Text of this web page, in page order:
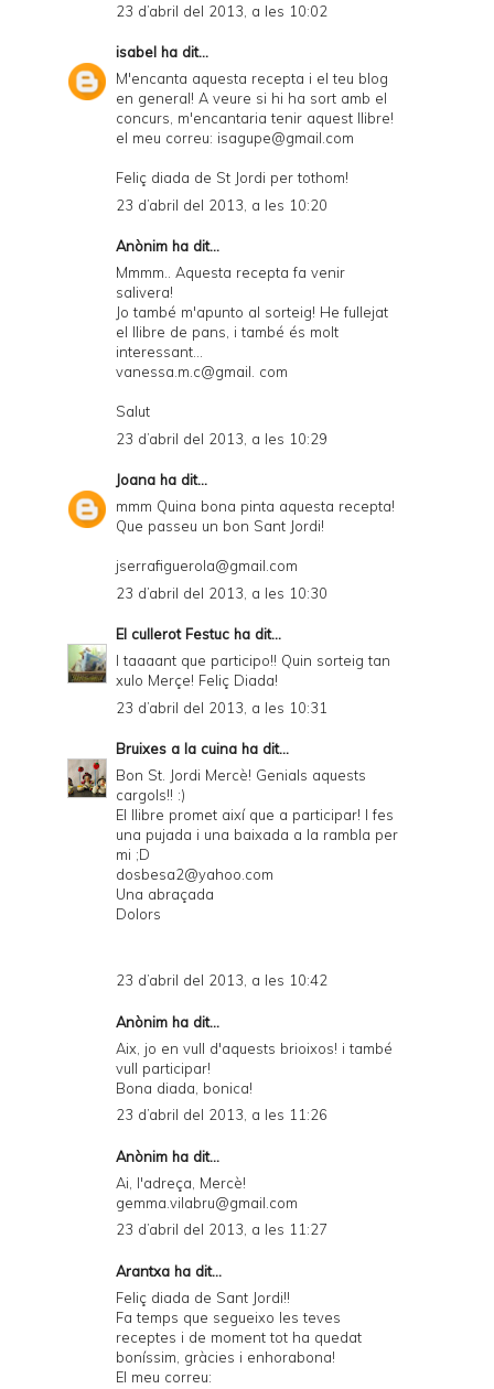
23 d’abril del 2013, a les 10:02
isabel ha dit...
M'encanta aquesta recepta i el teu blog
en general! A veure si hi ha sort amb el
concurs, m'encantaria tenir aquest llibre!
el meu correu: isagupe@gmail.com
Feliç diada de St Jordi per tothom!
23 d’abril del 2013, a les 10:20
Anònim ha dit...
Mmmm.. Aquesta recepta fa venir
salivera!
Jo també m'apunto al sorteig! He fullejat
el llibre de pans, i també és molt
interessant...
vanessa.m.c@gmail. com
Salut
23 d’abril del 2013, a les 10:29
Joana ha dit...
mmm Quina bona pinta aquesta recepta!
Que passeu un bon Sant Jordi!
jserrafiguerola@gmail.com
23 d’abril del 2013, a les 10:30
El cullerot Festuc ha dit...
I taaaant que participo!! Quin sorteig tan
xulo Merçe! Feliç Diada!
23 d’abril del 2013, a les 10:31
Bruixes a la cuina ha dit...
Bon St. Jordi Mercè! Genials aquests
cargols!! :)
El llibre promet així que a participar! I fes
una pujada i una baixada a la rambla per
mi ;D
dosbesa2@yahoo.com
Una abraçada
Dolors
23 d’abril del 2013, a les 10:42
Anònim ha dit...
Aix, jo en vull d'aquests brioixos! i també
vull participar!
Bona diada, bonica!
23 d’abril del 2013, a les 11:26
Anònim ha dit...
Ai, l'adreça, Mercè!
gemma.vilabru@gmail.com
23 d’abril del 2013, a les 11:27
Arantxa ha dit...
Feliç diada de Sant Jordi!!
Fa temps que segueixo les teves
receptes i de moment tot ha quedat
boníssim, gràcies i enhorabona!
El meu correu: